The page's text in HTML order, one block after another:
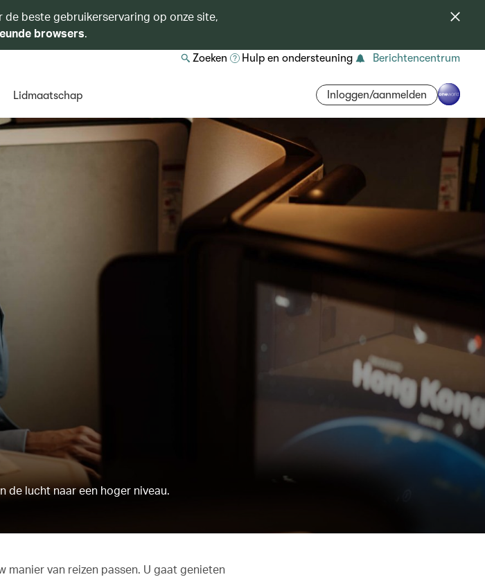
beste gebruikerservaring op onze site,
browsers.
Zoeken Hulp en ondersteuning Berichtencentrum
Lidmaatschap Inloggen/aanmelden
de lucht naar een hoger niveau.
van reizen passen. U gaat genieten